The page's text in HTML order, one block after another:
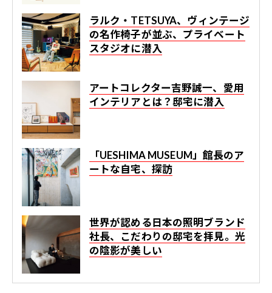
ラルク・TETSUYA、ヴィンテージ
の名作椅子が並ぶ、プライベート
スタジオに潜入
アートコレクター吉野誠一、愛用
インテリアとは？邸宅に潜入
「UESHIMA MUSEUM」館長のア
ートな自宅、探訪
世界が認める日本の照明ブランド
社長、こだわりの邸宅を拝見。光
の陰影が美しい